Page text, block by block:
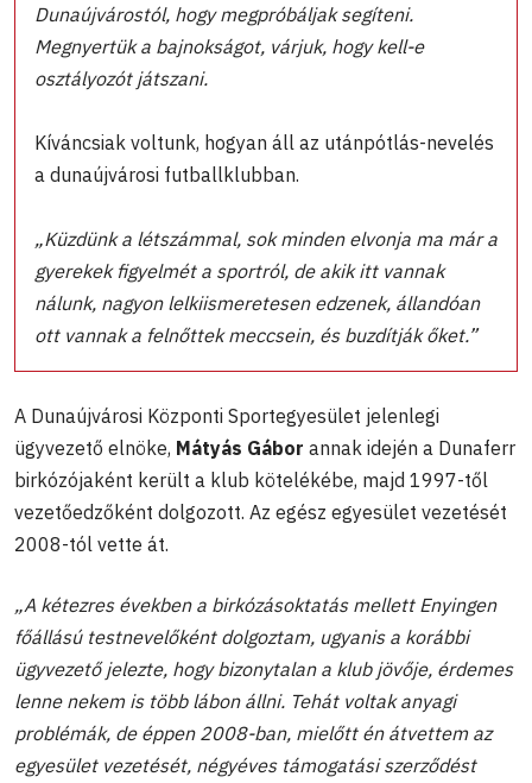
Dunaújvárostól, hogy megpróbáljak segíteni.
Megnyertük a bajnokságot, várjuk, hogy kell-e
osztályozót játszani.
Kíváncsiak voltunk, hogyan áll az utánpótlás-nevelés
a dunaújvárosi futballklubban.
„Küzdünk a létszámmal, sok minden elvonja ma már a
gyerekek figyelmét a sportról, de akik itt vannak
nálunk, nagyon lelkiismeretesen edzenek, állandóan
ott vannak a felnőttek meccsein, és buzdítják őket.”
A Dunaújvárosi Központi Sportegyesület jelenlegi
ügyvezető elnöke, Mátyás Gábor annak idején a Dunaferr
birkózójaként került a klub kötelékébe, majd 1997-től
vezetőedzőként dolgozott. Az egész egyesület vezetését
2008-tól vette át.
„A kétezres években a birkózásoktatás mellett Enyingen
főállású testnevelőként dolgoztam, ugyanis a korábbi
ügyvezető jelezte, hogy bizonytalan a klub jövője, érdemes
lenne nekem is több lábon állni. Tehát voltak anyagi
problémák, de éppen 2008-ban, mielőtt én átvettem az
egyesület vezetését, négyéves támogatási szerződést